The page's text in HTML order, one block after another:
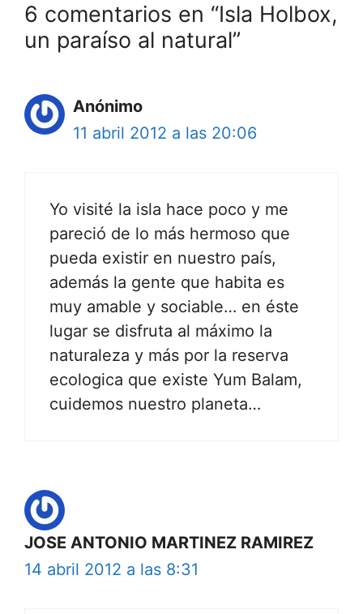
6 comentarios en “Isla Holbox,
un paraíso al natural”
Anónimo
11 abril 2012 a las 20:06
Yo visité la isla hace poco y me
pareció de lo más hermoso que
pueda existir en nuestro país,
además la gente que habita es
muy amable y sociable… en éste
lugar se disfruta al máximo la
naturaleza y más por la reserva
ecologica que existe Yum Balam,
cuidemos nuestro planeta…
JOSE ANTONIO MARTINEZ RAMIREZ
14 abril 2012 a las 8:31